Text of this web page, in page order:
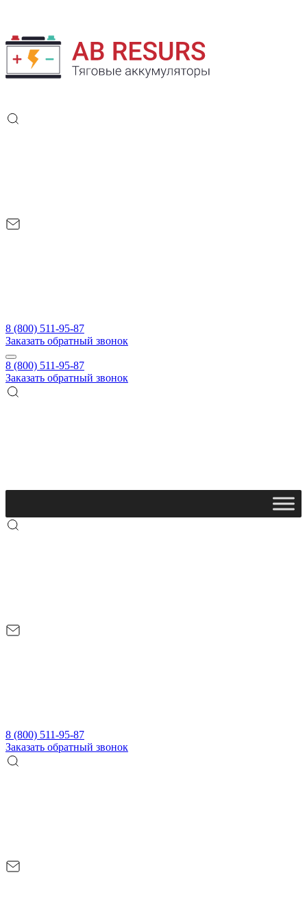
8 (800) 511-95-87
Заказать обратный звонок
8 (800) 511-95-87
Заказать обратный звонок
8 (800) 511-95-87
Заказать обратный звонок